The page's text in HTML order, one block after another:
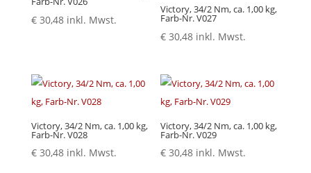
€30,48 inkl. Mwst.
Victory, 34/2 Nm, ca. 1,00 kg,
Farb-Nr. V027
€ 30,48 inkl. Mwst.
Victory, 34/2 Nm, ca. 1,00 kg,
Farb-Nr. V028
€30,48 inkl. Mwst.
Victory, 34/2 Nm, ca. 1,00 kg,
Farb-Nr. V029
€ 30,48 inkl. Mwst.